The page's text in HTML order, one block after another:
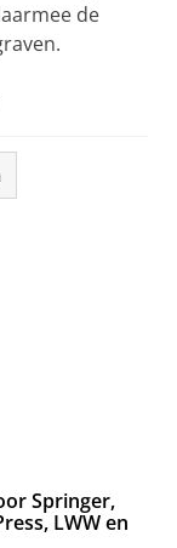
de
Springer,
LWW en